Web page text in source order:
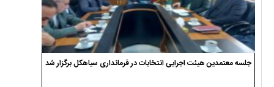
جلسه معتمدین هیئت اجرایی انتخابات در فرمانداری سیاهکل برگزار شد